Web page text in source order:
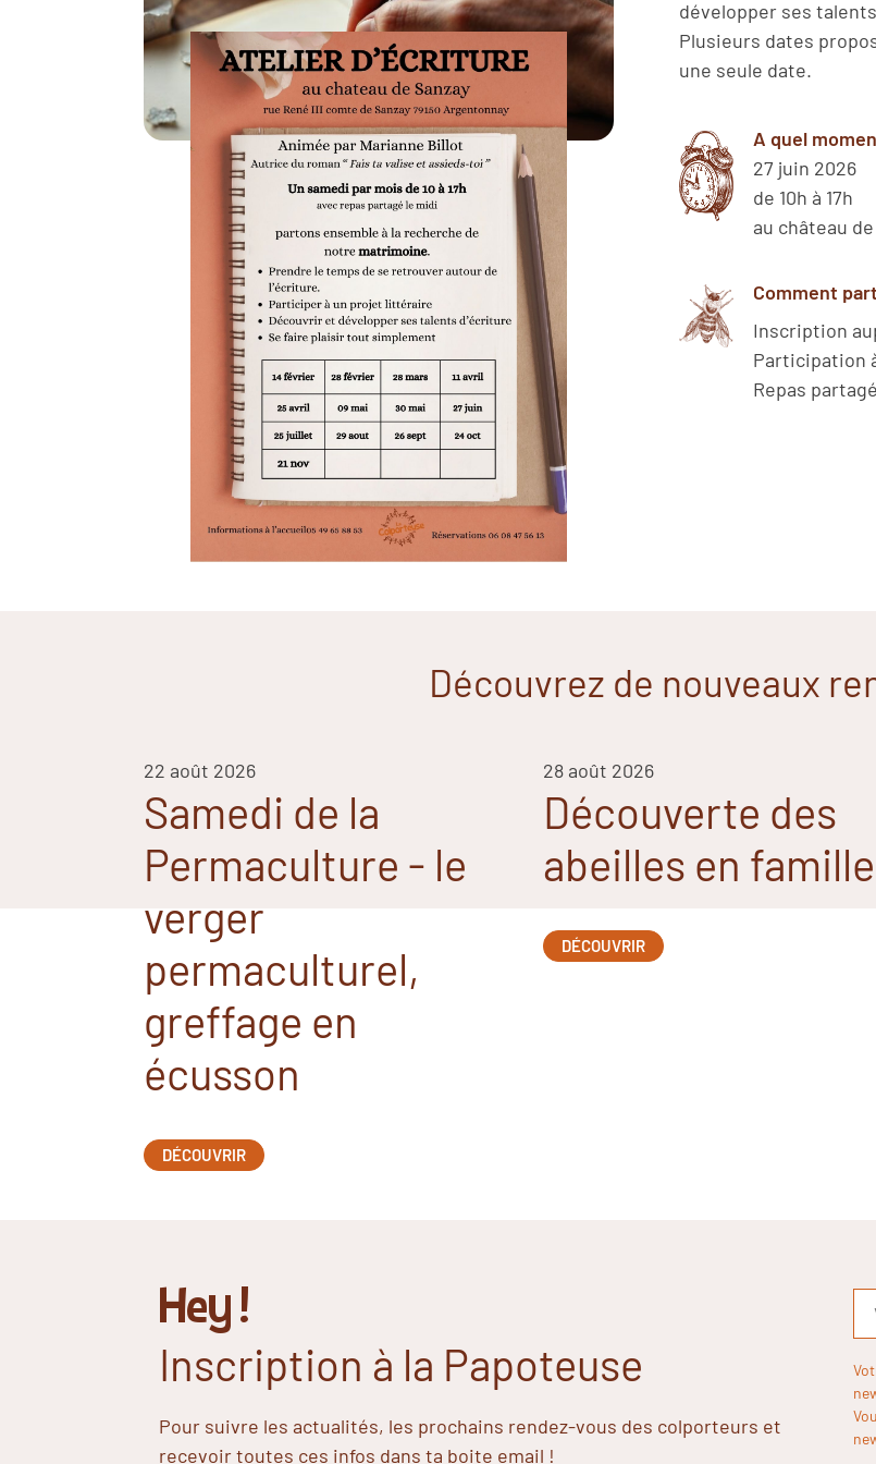
développer ses
Plusieurs dates
une seule date.
A quel
27 juin 2026
de 10h à 17h
au château
Comment
Inscription
Participation
Repas
Découvrez de nouveaux
22 août 2026
Samedi de la
Permaculture - le
verger
permaculturel,
greffage en
écusson
DÉCOUVRIR
28 août 2026
Découverte des
abeilles en famille
DÉCOUVRIR
Hey !
Inscription à la Papoteuse
Pour suivre les actualités, les prochains rendez-vous des colporteurs et
recevoir toutes ces infos dans ta boite email !